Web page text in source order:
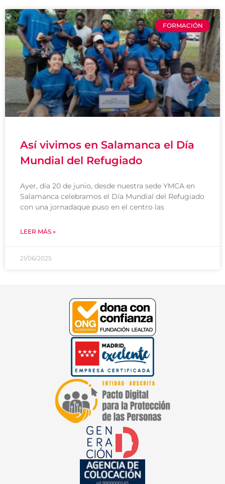
FORMACIÓN
Así vivimos en Salamanca el Día
Mundial del Refugiado
Ayer, día 20 de junio, desde nuestra sede YMCA en
Salamanca celebramos el Día Mundial del Refugiado
con una jornadaque puso en el centro las
LEER MÁS »
21/06/2025